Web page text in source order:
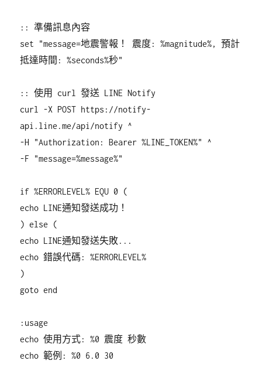
:: 準備訊息內容
set "message=地震警報！ 震度: %magnitude%, 預計
抵達時間: %seconds%秒"
:: 使用 curl 發送 LINE Notify
curl -X POST https://notify-
api.line.me/api/notify ^
-H "Authorization: Bearer %LINE_TOKEN%" ^
-F "message=%message%"
if %ERRORLEVEL% EQU 0 (
echo LINE通知發送成功！
) else (
echo LINE通知發送失敗...
echo 錯誤代碼: %ERRORLEVEL%
)
goto end
:usage
echo 使用方式: %0 震度 秒數
echo 範例: %0 6.0 30